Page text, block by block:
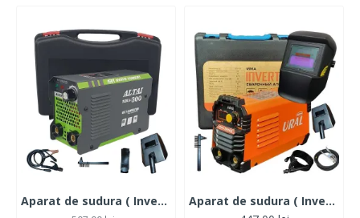
Aparat de sudura ( Invertor ) ALTAI MMA 300 ah + Cutie transport
Aparat de sudura ( Invertor ) URAL/ALTAI MMA 325DK, 320Ah+Masca Automata, Accesorii Incluse,Cutie de Transport, Cabluri 3M